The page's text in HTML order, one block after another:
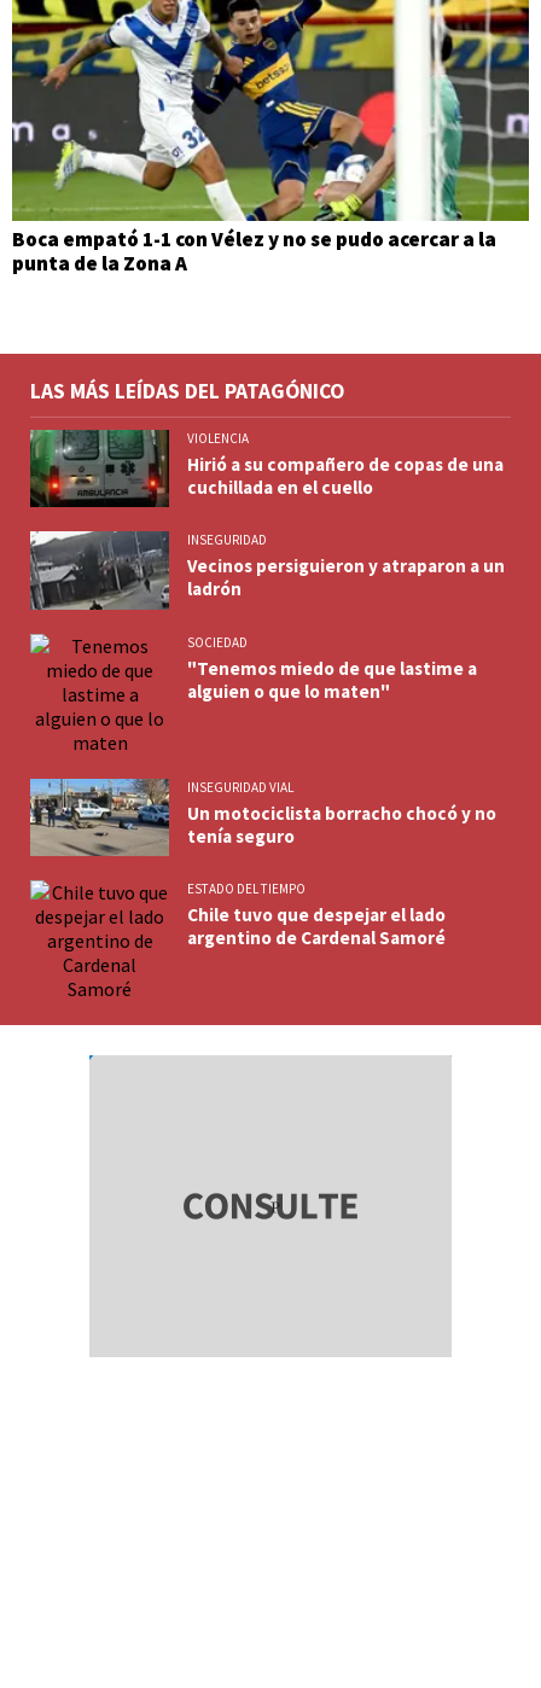
Boca empató 1-1 con Vélez y no se pudo acercar a la
punta de la Zona A
LAS MÁS LEÍDAS DEL PATAGÓNICO
VIOLENCIA
Hirió a su compañero de copas de una
cuchillada en el cuello
INSEGURIDAD
Vecinos persiguieron y atraparon a un
ladrón
SOCIEDAD
"Tenemos miedo de que lastime a
alguien o que lo maten"
INSEGURIDAD VIAL
Un motociclista borracho chocó y no
tenía seguro
ESTADO DEL TIEMPO
Chile tuvo que despejar el lado
argentino de Cardenal Samoré